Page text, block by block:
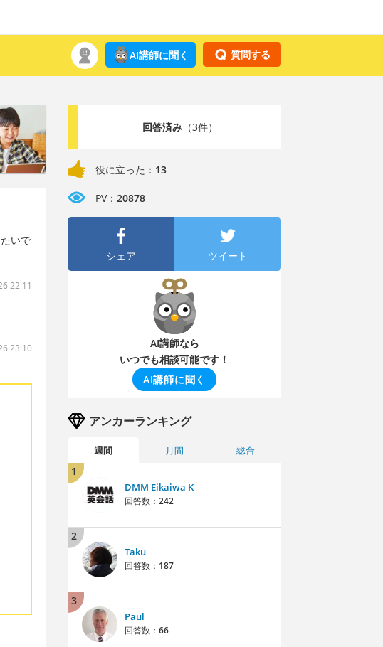
質問する
AI講師に聞く
いで
22:11
23:10
回答済み（3件）
役に立った： 13
PV： 20878
シェア ツイート
AI講師なら
いつでも相談可能です！
AI講師に聞く
アンカーランキング
週間 月間 総合
1
DMM Eikaiwa K
回答数： 242
2
Taku
回答数： 187
3
Paul
回答数： 66